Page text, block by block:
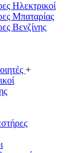
Ηλεκτρικοί
Μπαταρίας
Βενζίνης
+